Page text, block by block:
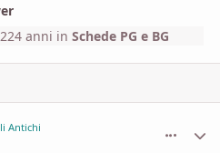
4 anni inSchede PG e BG
Antichi